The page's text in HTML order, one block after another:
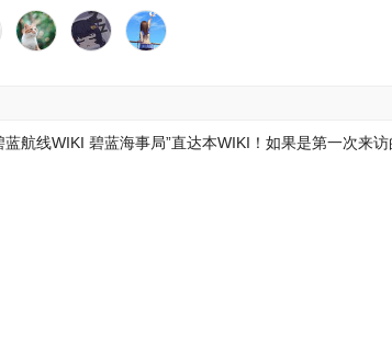
航线WIKI 碧蓝海事局”直达本WIKI！ 如果是第一次来